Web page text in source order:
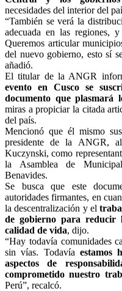
necesidades del interior del
“También se verá la
adecuada en las regiones,
Queremos articular
del nuevo gobierno, esto sí
añadió.
El titular de la ANGR
evento en Cusco se
documento que plasmará
miras a propiciar la citada
del país.
Mencionó que él mismo
presidente de la ANGR,
Kuczynski, como
la Asamblea de
Benavides.
Se busca que este
autoridades firmantes, en
la descentralización y el
de gobierno para reducir
calidad de vida, dijo.
“Hay todavía comunidades
sin vías. Todavía estamos
aspectos de
comprometido nuestro
Perú”, recalcó.